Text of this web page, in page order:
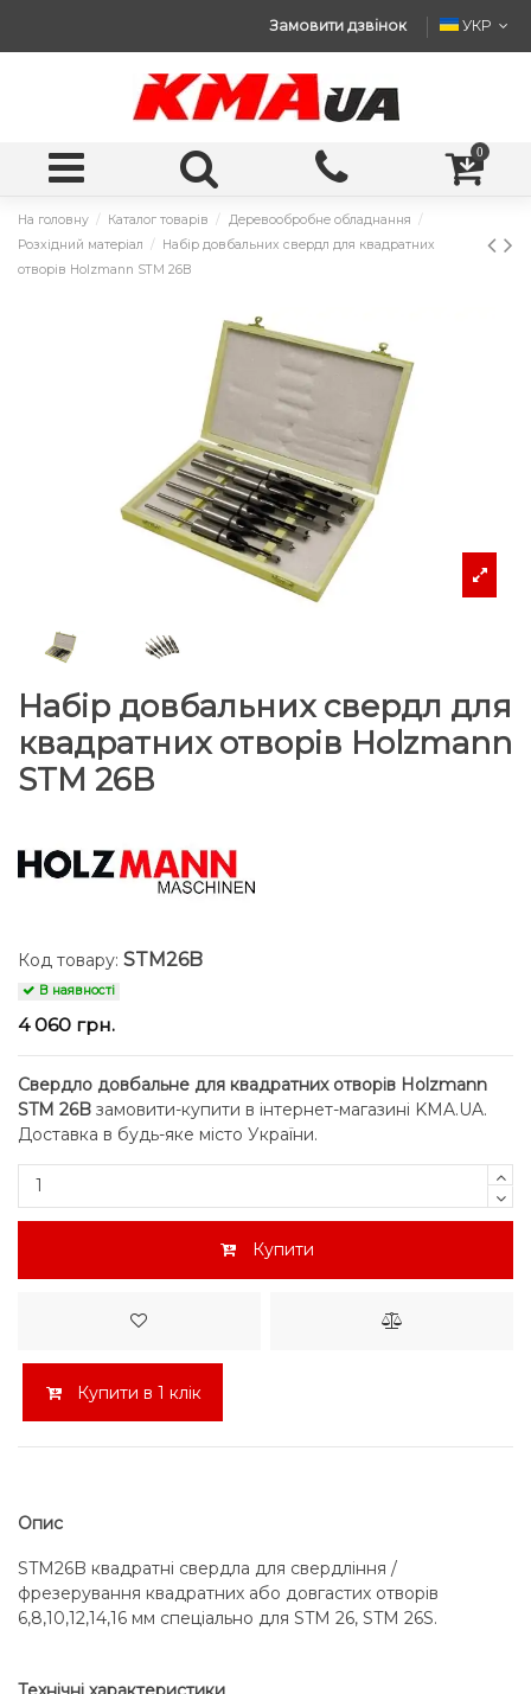
Замовити дзвінок УКР
0
На головну Каталог товарів
Деревообробне обладнання
Розхідний матеріал
Набір довбальних свердл для квадратних
отворів Holzmann STM 26B
Набір довбальних свердл для
квадратних отворів Holzmann
STM 26B
Код товару: STM26B
В наявності
4 060 грн.
Свердло довбальне для квадратних отворів Holzmann
STM 26B замовити-купити в інтернет-магазині KMA.UA.
Доставка в будь-яке місто України.
Купити
Купити в 1 клік
Опис
STM26B квадратні свердла для свердління /
фрезерування квадратних або довгастих отворів
6,8,10,12,14,16 мм спеціально для STM 26, STM 26S.